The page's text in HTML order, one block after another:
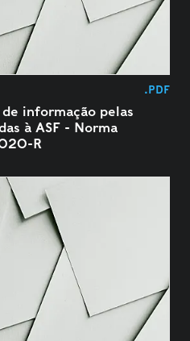
.PDF
informação pelas
à ASF - Norma
R